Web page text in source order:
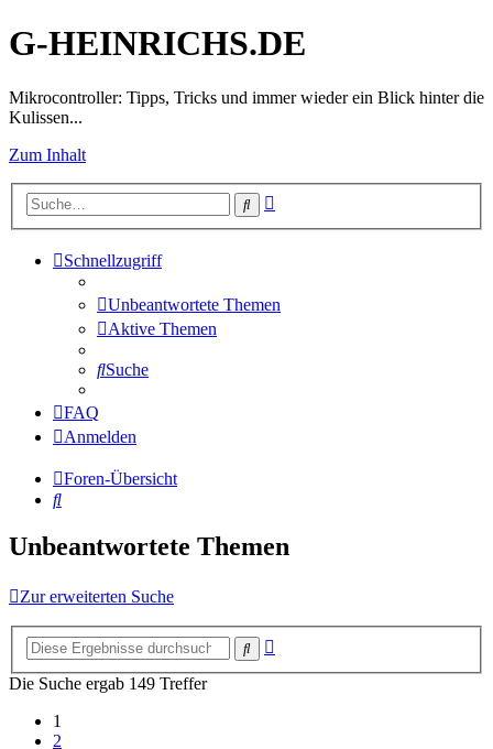
G-HEINRICHS.DE
Mikrocontroller: Tipps, Tricks und immer wieder ein Blick hinter die
Kulissen...
Zum Inhalt
Suche
Schnellzugriff
Unbeantwortete Themen
Aktive Themen
Suche
FAQ
Anmelden
Foren-Übersicht
Suche
Unbeantwortete Themen
Zur erweiterten Suche
Suche
Die Suche ergab 149 Treffer
1
2